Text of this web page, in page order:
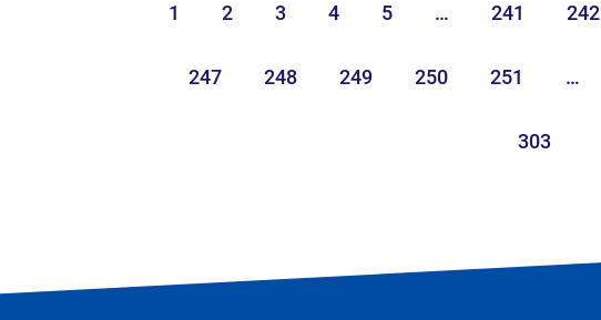
1 2 3 4 5 … 241 242
247 248 249 250 251 …
303